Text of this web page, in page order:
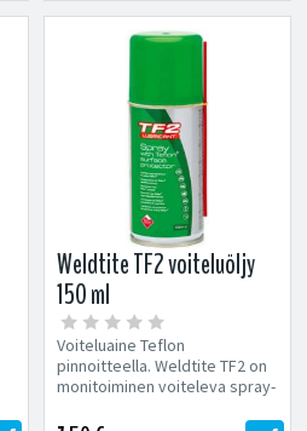
Weldtite TF2 voiteluöljy
150 ml
Voiteluaine Teflon
pinnoitteella. Weldtite TF2 on
monitoiminen voiteleva spray-